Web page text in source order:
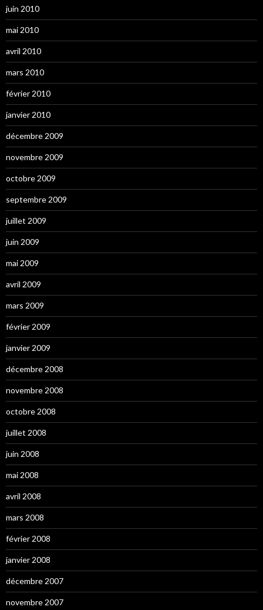
juin 2010
mai 2010
avril 2010
mars 2010
février 2010
janvier 2010
décembre 2009
novembre 2009
octobre 2009
septembre 2009
juillet 2009
juin 2009
mai 2009
avril 2009
mars 2009
février 2009
janvier 2009
décembre 2008
novembre 2008
octobre 2008
juillet 2008
juin 2008
mai 2008
avril 2008
mars 2008
février 2008
janvier 2008
décembre 2007
novembre 2007